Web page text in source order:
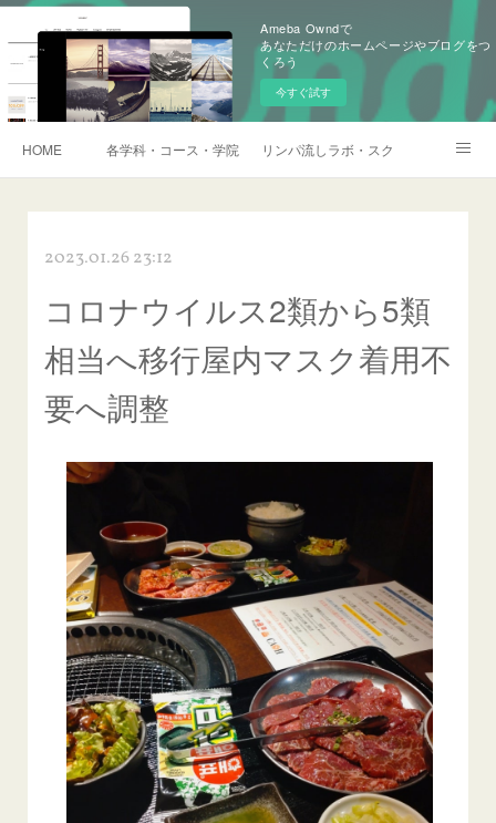
Ameba Owndで
あなただけのホームページやブログをつ
くろう
今すぐ試す
HOME 各学科・コース・学院長挨拶リンパ流しラボ・スクール説明会・
2023.01.26 23:12
コロナウイルス2類から5類
相当へ移行屋内マスク着用不
要へ調整